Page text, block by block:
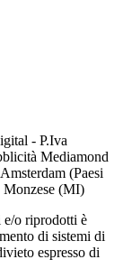
- P.Iva
Mediamond
(Paesi
(MI)
e/o riprodotti è
di sistemi di
espresso di